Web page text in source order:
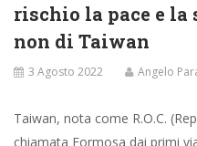
rischio la pace e
non di Taiwan
3 Agosto 2022 Angelo
Taiwan, nota come R.O.C.
chiamata Formosa dai primi